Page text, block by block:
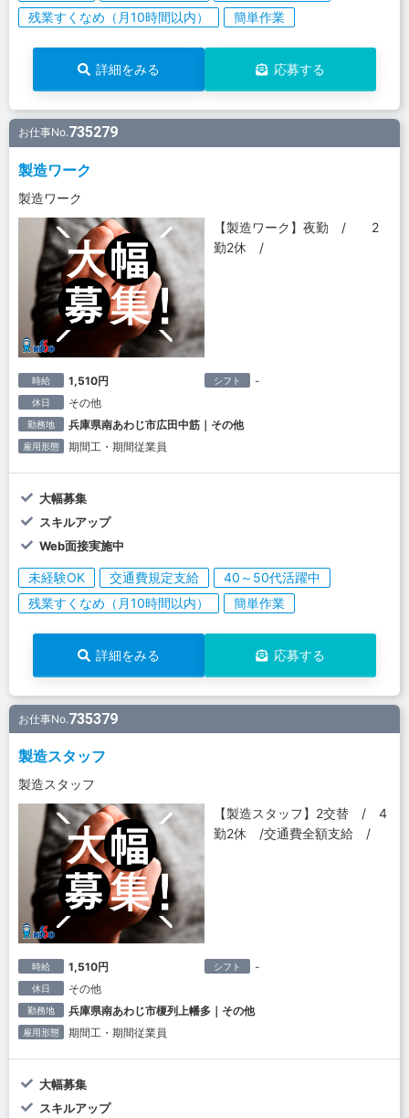
残業すくなめ（月10時間以内）
簡単作業
詳細をみる 応募する
お仕事No.735279
製造ワーク
製造ワーク
【製造ワーク】夜勤 / 2
勤2休 /
時給 1,510円 シフト -
休日 その他
勤務地 兵庫県南あわじ市広田中筋｜その他
雇用形態 期間工・期間従業員
大幅募集
スキルアップ
Web面接実施中
未経験OK 交通費規定支給
40～50代活躍中
残業すくなめ（月10時間以内）
簡単作業
詳細をみる 応募する
お仕事No.735379
製造スタッフ
製造スタッフ
【製造スタッフ】2交替 / 4
勤2休 /交通費全額支給 /
時給 1,510円 シフト -
休日 その他
勤務地 兵庫県南あわじ市榎列上幡多｜その他
雇用形態 期間工・期間従業員
大幅募集
スキルアップ